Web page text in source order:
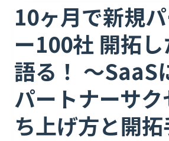
10ヶ月で新規
ー100社 開拓
語る！ ～SaaS
パートナーサ
ち上げ方と開